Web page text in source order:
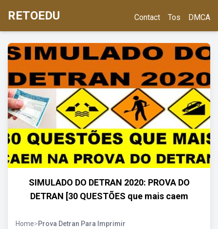
RETOEDU Contact Tos DMCA
SIMULADO DO DETRAN 2020: PROVA DO
DETRAN [30 QUESTÕES que mais caem
Home>Prova Detran Para Imprimir